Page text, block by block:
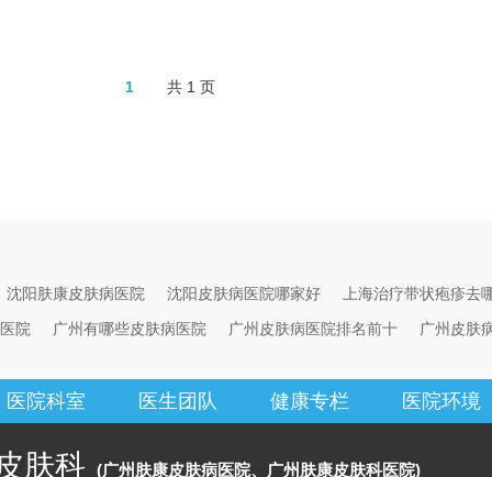
1 共 1 页
沈阳肤康皮肤病医院 沈阳皮肤病医院哪家好 上海治疗带状疱疹去
院 广州有哪些皮肤病医院 广州皮肤病医院排名前十 广州皮肤
医院科室 医生团队 健康专栏 医院环境
肤科 (广州肤康皮肤病医院、广州肤康皮肤科医院)